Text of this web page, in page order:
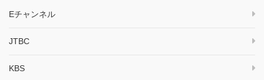
Eチャンネル
JTBC
KBS